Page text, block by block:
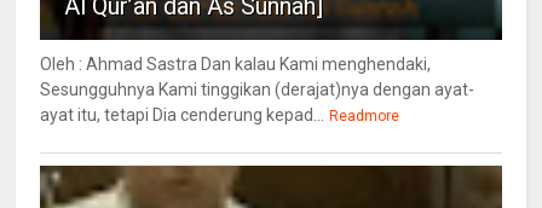
Al Qur’an dan As Sunnah]
Oleh : Ahmad Sastra Dan kalau Kami menghendaki,
Sesungguhnya Kami tinggikan (derajat)nya dengan ayat-
ayat itu, tetapi Dia cenderung kepad... Readmore